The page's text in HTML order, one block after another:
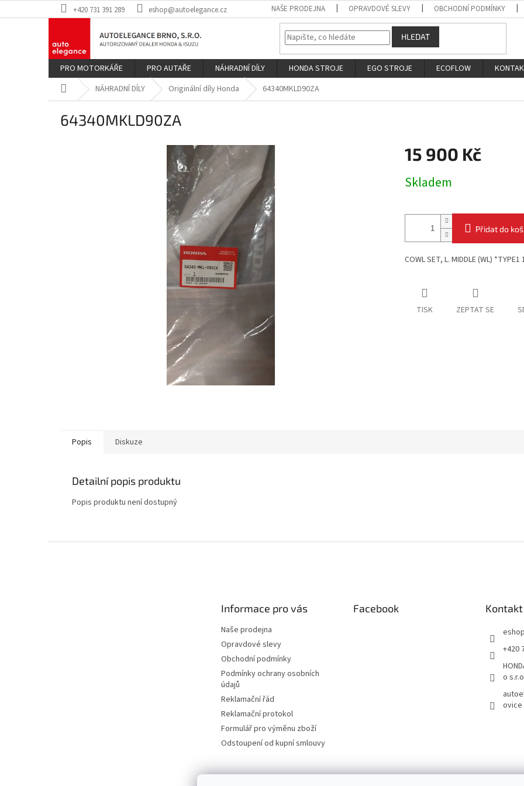
na
+420 731 391 289 eshop@autoelegance.cz NAŠE PRODEJNA OPRAVDOVÉ SLEVY OBCHODNÍ PODMÍNKY
HLEDAT
PRO MOTORKÁŘE PRO AUTAŘE NÁHRADNÍ DÍLY HONDA STROJE EGO STROJE ECOFLOW
Domů NÁHRADNÍ DÍLY Originální díly Honda 64340MKLD90ZA
64340MKLD90ZA
15 900 Kč
cena:
Skladem
Přidat do
COWL SET, L. MIDDLE (WL)
TISK ZEPTAT SE
Popis Diskuze
Detailní popis produktu
Popis produktu není dostupný
Informace pro vás
Naše prodejna
Opravdové slevy
Obchodní podmínky
Podmínky ochrany osobních
údajů
Reklamační řád
Reklamační protokol
Formulář pro výměnu zboží
Odstoupení od kupní smlouvy
Facebook Kontakt
eshop
+420
o
ovice